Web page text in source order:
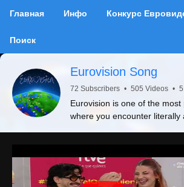
Главная Инфо Конкурс
Поиск
Eurovision Song
72 Subscribers • 505 Videos •
Eurovision is one of the
where you encounter